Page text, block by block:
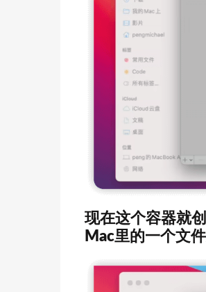
现在这个容器就
Mac里的一个文件